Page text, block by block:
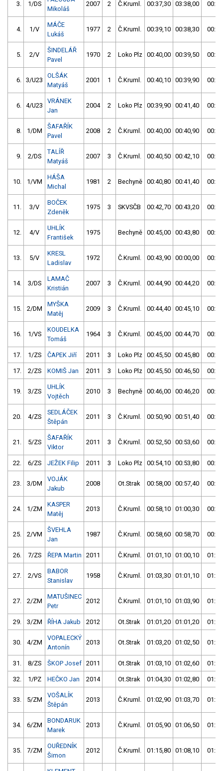
3. 1/DS
Mikoláš
2007 2 Č.Kruml. 00:37,30 03:38,00
4. 1/V
MÁČE
Lukáš
1977 2 Č.Kruml. 00:39,10 00:38,30
5. 2/V
ŠINDELÁŘ
Pavel
1970 2 Loko Plz 00:40,00 00:39,50
6. 3/U23
OLŠÁK
Matyáš
2001 1 Č.Kruml. 00:40,10 00:39,90
6. 4/U23
VRÁNEK
Jan
2004 2 Loko Plz 00:39,90 00:41,40
8. 1/DM
ŠAFAŘÍK
Pavel
2008 2 Č.Kruml. 00:40,00 00:40,90
9. 2/DS
TALÍŘ
Matyáš
2007 3 Č.Kruml. 00:40,50 00:42,10
10. 1/VM
HÁŠA
Michal
1981 2 Bechyně 00:40,80 00:41,40
11. 3/V
BOČEK
Zdeněk
1975 3 SKVSČB 00:42,70 00:43,20
12. 4/V
UHLÍK
František
1975 Bechyně 00:45,00 00:43,80
13. 5/V
KRESL
Ladislav
1972 Č.Kruml. 00:43,90 00:00,00
14. 3/DS
LAMAČ
Kristián
2007 3 Č.Kruml. 00:44,90 00:44,20
15. 2/DM
MYŠKA
Matěj
2009 3 Č.Kruml. 00:44,40 00:45,10
16. 1/VS
KOUDELKA
Tomáš
1964 3 Č.Kruml. 00:45,00 00:44,70
17. 1/ZS ČAPEK Jiří 2011 3 Loko Plz 00:45,50 00:45,80
17. 2/ZS KOMIŠ Jan 2011 3 Loko Plz 00:45,50 00:46,50
19. 3/ZS
UHLÍK
Vojtěch
2010 3 Bechyně 00:46,00 00:46,20
20. 4/ZS
SEDLÁČEK
Štěpán
2011 3 Č.Kruml. 00:50,90 00:51,40
21. 5/ZS
ŠAFAŘÍK
Viktor
2011 3 Č.Kruml. 00:52,50 00:53,60
22. 6/ZS JEŽEK Filip 2011 3 Loko Plz 00:54,10 00:53,80
23. 3/DM
VOJÁK
Jakub
2008 Ot.Strak 00:58,00 00:57,40
24. 1/ZM
KASPER
Matěj
2013 Č.Kruml. 00:58,10 01:00,30
25. 2/VM
ŠVEHLA
Jan
1987 Č.Kruml. 00:58,60 00:58,70
26. 7/ZS ŘEPA Martin 2011 Č.Kruml. 01:01,10 01:00,10
27. 2/VS
BABOR
Stanislav
1958 Č.Kruml. 01:03,30 01:01,10
27. 2/ZM
MATUŠINEC
Petr
2012 Č.Kruml. 01:01,10 01:03,90
29. 3/ZM ŘÍHA Jakub 2012 Ot.Strak 01:01,20 01:01,20
30. 4/ZM
VOPALECKÝ
Antonín
2013 Ot.Strak 01:03,20 01:02,50
31. 8/ZS ŠKOP Josef 2011 Ot.Strak 01:03,10 01:02,60
32. 1/PZ HEČKO Jan 2014 Ot.Strak 01:04,30 01:02,80
33. 5/ZM
VOŠALÍK
Štěpán
2013 Č.Kruml. 01:02,90 01:03,70
34. 6/ZM
BONDARUK
Marek
2013 Č.Kruml. 01:05,90 01:06,50
35. 7/ZM
OUŘEDNÍK
Šimon
2012 Č.Kruml. 01:15,80 01:08,10